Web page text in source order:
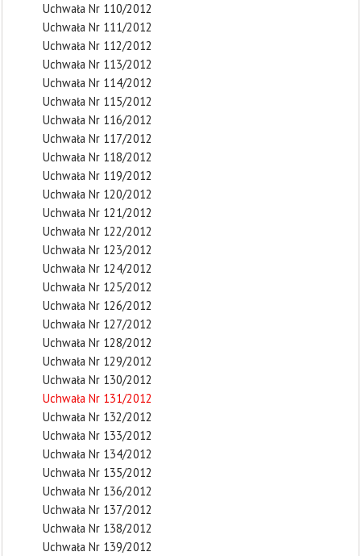
Uchwała Nr 110/2012
Uchwała Nr 111/2012
Uchwała Nr 112/2012
Uchwała Nr 113/2012
Uchwała Nr 114/2012
Uchwała Nr 115/2012
Uchwała Nr 116/2012
Uchwała Nr 117/2012
Uchwała Nr 118/2012
Uchwała Nr 119/2012
Uchwała Nr 120/2012
Uchwała Nr 121/2012
Uchwała Nr 122/2012
Uchwała Nr 123/2012
Uchwała Nr 124/2012
Uchwała Nr 125/2012
Uchwała Nr 126/2012
Uchwała Nr 127/2012
Uchwała Nr 128/2012
Uchwała Nr 129/2012
Uchwała Nr 130/2012
Uchwała Nr 131/2012
Uchwała Nr 132/2012
Uchwała Nr 133/2012
Uchwała Nr 134/2012
Uchwała Nr 135/2012
Uchwała Nr 136/2012
Uchwała Nr 137/2012
Uchwała Nr 138/2012
Uchwała Nr 139/2012